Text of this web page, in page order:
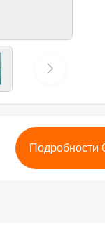
Подробности